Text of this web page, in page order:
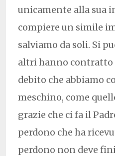
unicamente alla sua
compiere un simile
salviamo da soli. Si
altri hanno contratto
debito che abbiamo
meschino, come
grazie che ci fa il
perdono che ha
perdono non deve